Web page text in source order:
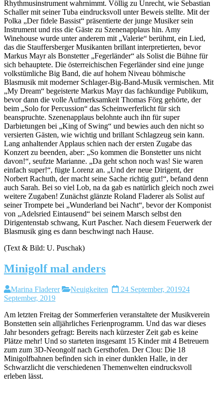
Rhythmusinstrument wahrnimmt. Völlig zu Unrecht, wie Sebastian
Schaller mit seiner Tuba eindrucksvoll unter Beweis stellte. Mit der
Polka „Der fidele Bassist“ präsentierte der junge Musiker sein
Instrument und riss die Gäste zu Szenenapplaus hin. Amy
Winehouse wurde unter anderem mit „Valerie“ berühmt, ein Lied,
das die Stauffersberger Musikanten brillant interpretierten, bevor
Markus Mayr als Bonstetter „Fegerländer“ als Solist die Bühne für
sich behauptete. Die österreichischen Fegerländer sind eine junge
volkstümliche Big Band, die auf hohem Niveau böhmische
Blasmusik mit moderner Schlager-Big-Band-Musik vermischen. Mit
„My Dream“ begeisterte Markus Mayr das fachkundige Publikum,
bevor dann die volle Aufmerksamkeit Thomas Förg gehörte, der
beim „Solo for Percussion“ das Scheinwerferlicht für sich
beanspruchte. Szenenapplaus belohnte auch ihn für super
Darbietungen bei „King of Swing“ und bewies auch den nicht so
versierten Gästen, wie wichtig und brillant Schlagzeug sein kann.
Lang anhaltender Applaus schien nach der ersten Zugabe das
Konzert zu beenden, aber: „So kommen die Bonstetter uns nicht
davon!“, seufzte Marianne. „Da geht schon noch was! Sie waren
einfach super!“, fügte Lorenz an. „Und der neue Dirigent, der
Norbert Rachuth, der macht seine Sache richtig gut!“, befand denn
auch Sarah. Bei so viel Lob, na da gab es natürlich gleich noch zwei
weitere Zugaben! Zunächst glänzte Roland Fladerer als Solist auf
seiner Trompete bei „Wunderland bei Nacht“, bevor der Komponist
von „Adelsried Eintausend“ bei seinem Marsch selbst den
Dirigentenstab schwang, Kurt Pascher. Nach diesem Feuerwerk der
Blasmusik ging es dann beschwingt nach Hause.
(Text & Bild: U. Puschak)
Minigolf mal anders
Marina Fladerer Neuigkeiten 24 September, 201924
September, 2019
Am letzten Freitag der Sommerferien veranstaltete der Musikverein
Bonstetten sein alljährliches Ferienprogramm. Und das war dieses
Jahr besonders gefragt: Bereits nach kürzester Zeit gab es keine
Plätze mehr! Und so starteten insgesamt 15 Kinder mit 4 Betreuern
zum zum 3D-Neongolf nach Gersthofen. Der Clou: Die 18
Minigolfbahnen befinden sich in einer dunklen Halle, in der
Schwarzlicht die verschiedenen Themenwelten eindrucksvoll
erleben lässt.